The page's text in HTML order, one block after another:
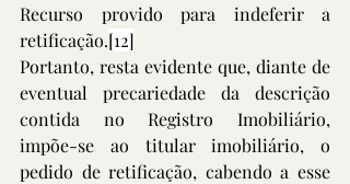
Recurso provido para indeferir a
retificação.[12]
Portanto, resta evidente que, diante de
eventual precariedade da descrição
contida no Registro Imobiliário,
impõe-se ao titular imobiliário, o
pedido de retificação, cabendo a esse